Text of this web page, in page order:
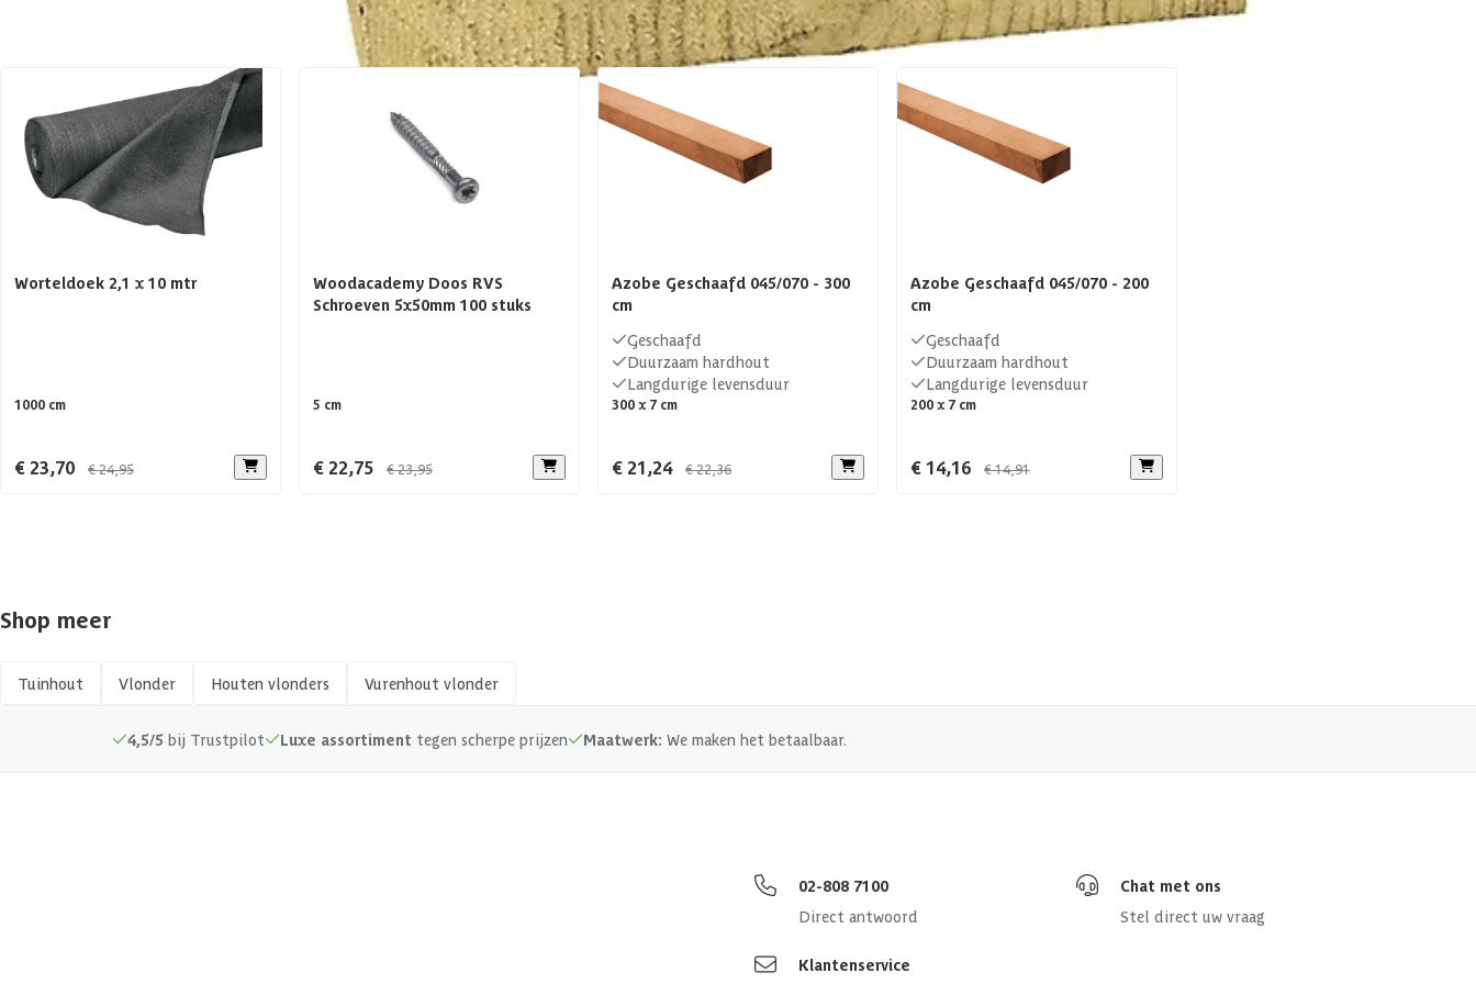
Hout
Hout type
Keurmerk FSC
Worteldoek 2,1 x 10 mtr
1000 cm
€ 23,70 € 24,95
Woodacademy Doos RVS
Schroeven 5x50mm 100 stuks
5 cm
€ 22,75 € 23,95
Azobe Geschaafd 045/070 - 300
cm
Geschaafd
Duurzaam hardhout
Langdurige levensduur
300 x 7 cm
€ 21,24 € 22,36
Azobe Geschaafd 045/070 - 200
cm
Geschaafd
Duurzaam hardhout
Langdurige levensduur
200 x 7 cm
€ 14,16 € 14,91
Shop meer
Tuinhout Vlonder Houten vlonders Vurenhout vlonder
4,5/5 bij Trustpilot Luxe assortiment tegen scherpe prijzen Maatwerk: We maken het betaalbaar.
02-808 7100
Direct antwoord
Chat met ons
Stel direct uw vraag
Klantenservice